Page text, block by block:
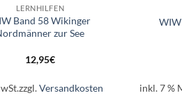
LERNHILFEN
Band 58 Wikinger
zur See
12,95€
zzgl.Versandkosten inkl. 7 %